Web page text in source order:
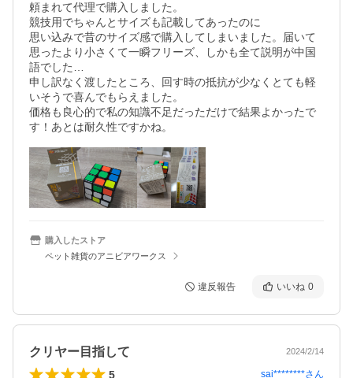
頼まれて代理で購入しました。
競技用でちゃんとサイズも記載してあったのに
思い込みで昔のサイズ感で購入してしまいました。届いて
思ったより小さくて一瞬フリーズ、しかも全て説明が中国
語でした…
申し訳なく渡したところ、回す時の抵抗が少なくとても軽
いそうで喜んでもらえました。
価格も良心的で私の知識不足だっただけで結果よかったで
す！あとは耐久性ですかね。
購入したストア
ペット雑貨のアニビアワークス
違反報告 いいね 0
クリヤー目指して 2024/2/14
5 sai********さん